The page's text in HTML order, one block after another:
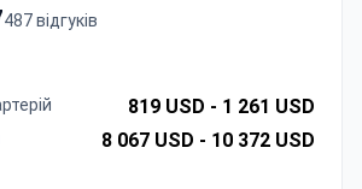
досконалістю у лікуванні
Бальярда, який має 34 роки
та експертні знання в галузі
кардіохірургії, очолює програму
487 відгуків
819 USD - 1 261 USD
8 067 USD - 10 372 USD